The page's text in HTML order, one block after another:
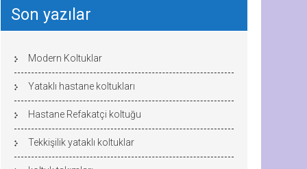
Son yazılar
Modern Koltuklar
Yataklı hastane koltukları
Hastane Refakatçi koltuğu
Tekkişilik yataklı koltuklar